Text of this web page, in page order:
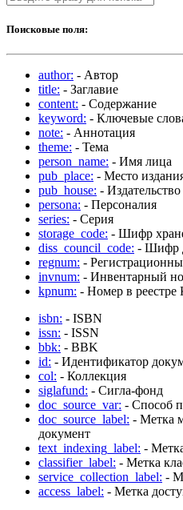
Поисковые поля:
author: - Автор
title: - Заглавие
content: - Содержание
keyword: - Ключевые
note: - Аннотация
theme: - Тема
person_name: - Имя лица
pub_place: - Место
pub_house: - Издательство
persona: - Персоналия
series: - Серия
storage_code: - Шифр
diss_council_code: - Шифр
regnum: -
invnum: - Инвентарный
kpnum: - Номер в
isbn: - ISBN
issn: - ISSN
bbk: - BBK
id: - Идентификатор
col: - Коллекция
siglafund: - Сигла-фонд
doc_source_var: - Способ
doc_source_label: - Метка
документ
text_indexing_label: -
classifier_label: - Метка
service_collection_label: -
access_label: - Метка